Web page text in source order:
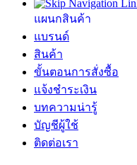
แผนกสินค้า
แบรนด์
สินค้า
ขั้นตอนการสั่งซื้อ
แจ้งชำระเงิน
บทความน่ารู้
บัญชีผู้ใช้
ติดต่อเรา